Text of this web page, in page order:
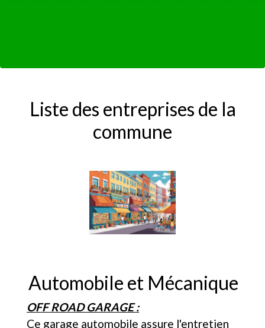
Liste des entreprises de la
commune
Automobile et Mécanique
OFF ROAD GARAGE :
Ce garage automobile assure l'entretien